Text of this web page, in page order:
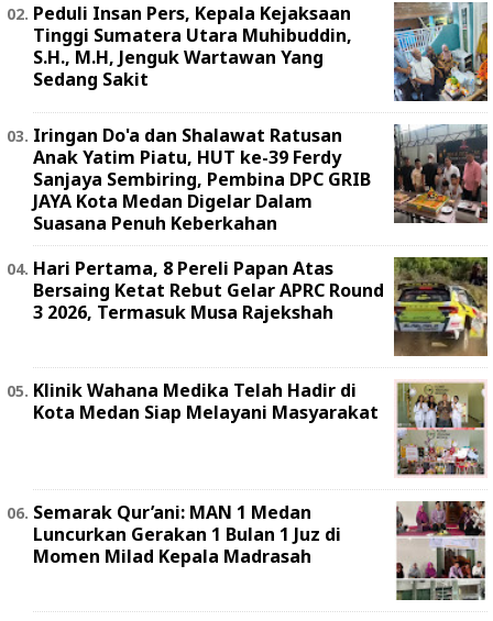
Peduli Insan Pers, Kepala Kejaksaan
Tinggi Sumatera Utara Muhibuddin,
S.H., M.H, Jenguk Wartawan Yang
Sedang Sakit
Iringan Do'a dan Shalawat Ratusan
Anak Yatim Piatu, HUT ke-39 Ferdy
Sanjaya Sembiring, Pembina DPC GRIB
JAYA Kota Medan Digelar Dalam
Suasana Penuh Keberkahan
Hari Pertama, 8 Pereli Papan Atas
Bersaing Ketat Rebut Gelar APRC Round
3 2026, Termasuk Musa Rajekshah
Klinik Wahana Medika Telah Hadir di
Kota Medan Siap Melayani Masyarakat
Semarak Qur’ani: MAN 1 Medan
Luncurkan Gerakan 1 Bulan 1 Juz di
Momen Milad Kepala Madrasah